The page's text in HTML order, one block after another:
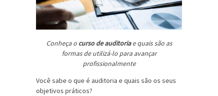
Conheça o curso de auditoriae quais são as
formas de utilizá-lo para avançar
profissionalmente
Você sabe o que é auditoria e quais são os seus
objetivos práticos?